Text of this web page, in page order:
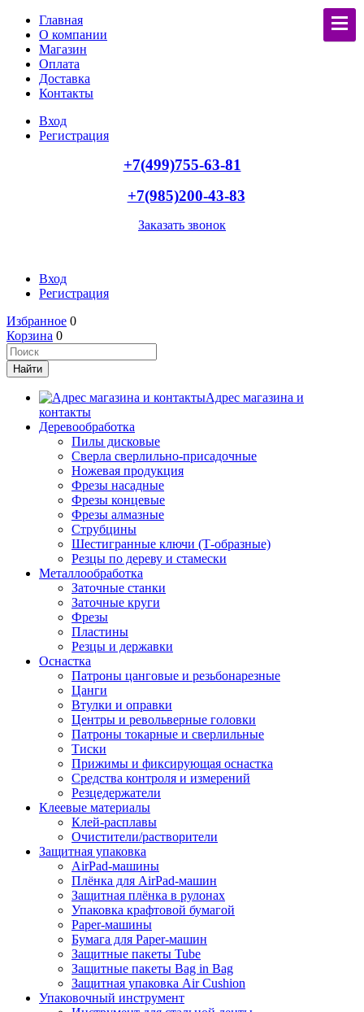
Главная
О компании
Магазин
Оплата
Доставка
Контакты
Вход
Регистрация
+7(499)755-63-81
+7(985)200-43-83
Заказать звонок
Вход
Регистрация
Избранное 0
Корзина 0
Адрес магазина и
контакты
Деревообработка
Пилы дисковые
Сверла сверлильно-присадочные
Ножевая продукция
Фрезы насадные
Фрезы концевые
Фрезы алмазные
Струбцины
Шестигранные ключи (Т-образные)
Резцы по дереву и стамески
Металлообработка
Заточные станки
Заточные круги
Фрезы
Пластины
Резцы и державки
Оснастка
Патроны цанговые и резьбонарезные
Цанги
Втулки и оправки
Центры и револьверные головки
Патроны токарные и сверлильные
Тиски
Прижимы и фиксирующая оснастка
Средства контроля и измерений
Резцедержатели
Клеевые материалы
Клей-расплавы
Очистители/растворители
Защитная упаковка
AirPad-машины
Плёнка для AirPad-машин
Защитная плёнка в рулонах
Упаковка крафтовой бумагой
Paper-машины
Бумага для Paper-машин
Защитные пакеты Tube
Защитные пакеты Bag in Bag
Защитная упаковка Air Cushion
Упаковочный инструмент